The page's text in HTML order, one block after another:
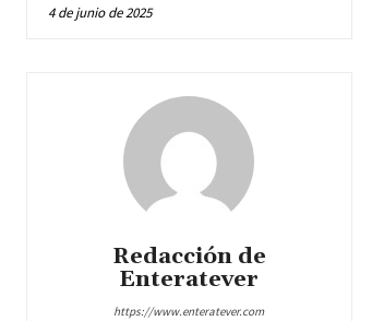
4 de junio de 2025
Redacción de
Enteratever
https://www.enteratever.com